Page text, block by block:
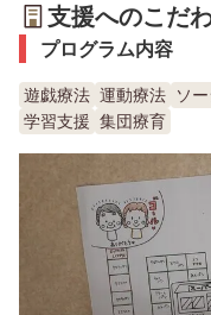
支援へのこだ
プログラム内容
遊戯療法 運動療法 ソ
学習支援 集団療育